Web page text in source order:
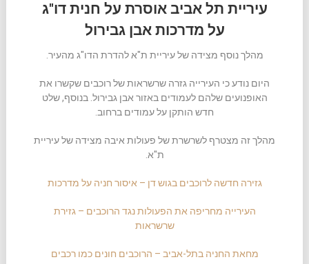
עיריית תל אביב אוסרת על חנית דו"ג
על מדרכות אבן גבירול
מהלך נוסף מצידה של עיריית ת"א להדרת הדו"ג מהעיר.
היום נודע כי העירייה גזרה שרשראות של רוכבים שקשרו את
האופנועים שלהם לעמודים באזור אבן גבירול. בנוסף, שלט
חדש הותקן על עמודים ברחוב.
מהלך זה מצטרף לשרשרת של פעולות איבה מצידה של עיריית
ת"א.
גזירה חדשה לרוכבים בגוש דן – איסור חניה על מדרכות
העירייה מחריפה את הפעולות נגד הרוכבים – גזירת
שרשראות
מחאת החניה בתל-אביב – הרוכבים חונים כמו רכבים
navigation